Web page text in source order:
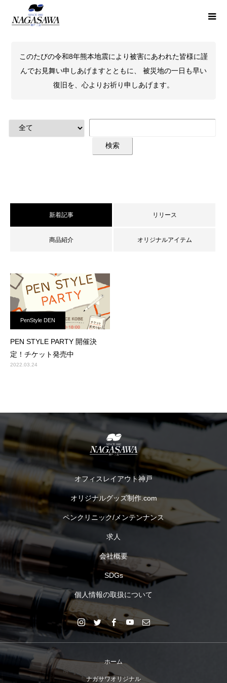
このたびの令和8年熊本地震により被害にあわれた皆様に謹
んでお見舞い申しあげますとともに、 被災地の一日も早い
復旧を、心よりお祈り申しあげます。
新着記事 リリース
商品紹介 オリジナルアイテム
PenStyle DEN
PEN STYLE PARTY 開催決
定！チケット発売中
2022.03.24
オフィスレイアウト神戸
オリジナルグッズ制作.com
ペンクリニック/メンテンナンス
求人
会社概要
SDGs
個人情報の取扱について
ホーム
ナガサワオリジナル